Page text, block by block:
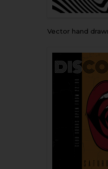
Vector hand drawn illustration of open mouth on the hypnotic